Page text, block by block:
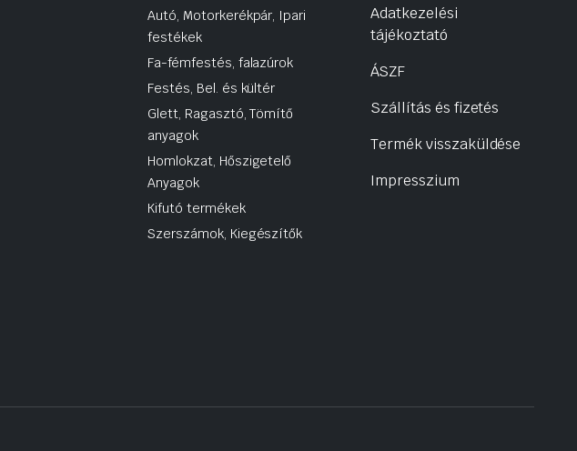
Autó, Motorkerékpár, Ipari
festékek
Fa-fémfestés, falazúrok
Festés, Bel. és kültér
Glett, Ragasztó, Tömítő
anyagok
Homlokzat, Hőszigetelő
Anyagok
Kifutó termékek
Szerszámok, Kiegészítők
Adatkezelési
tájékoztató
ÁSZF
Szállítás és fizetés
Termék visszaküldése
Impresszium